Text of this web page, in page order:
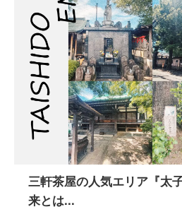
三軒茶屋の人気エリア『太
来とは...